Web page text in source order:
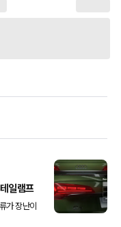
일램프
가 장난이